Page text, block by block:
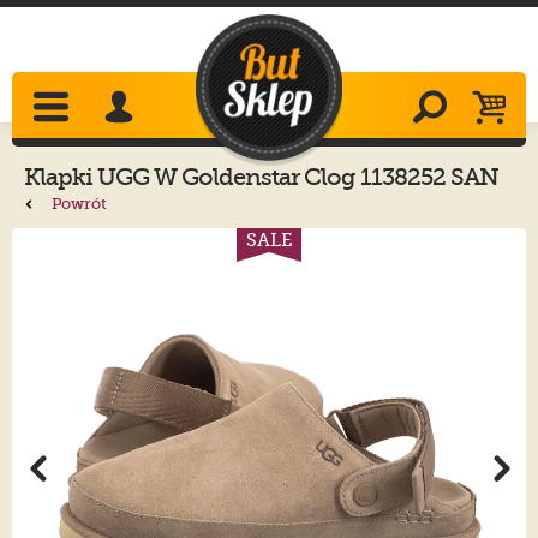
KlapkiUGGW Goldenstar Clog 1138252 SAN
Powrót
SALE